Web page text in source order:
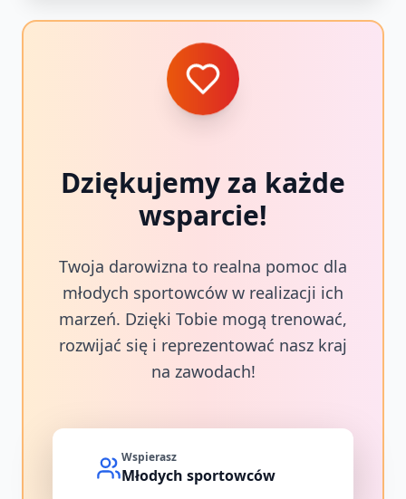
Dziękujemy za każde
wsparcie!
Twoja darowizna to realna pomoc dla
młodych sportowców w realizacji ich
marzeń. Dzięki Tobie mogą trenować,
rozwijać się i reprezentować nasz kraj
na zawodach!
Wspierasz
Młodych sportowców